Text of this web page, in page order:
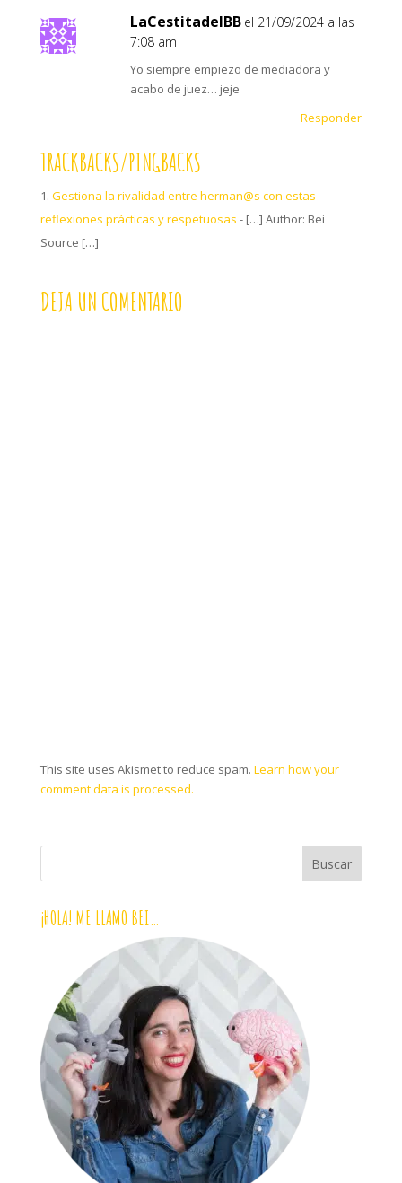
LaCestitadelBB el 21/09/2024 a las
7:08 am
Yo siempre empiezo de mediadora y
acabo de juez… jeje
Responder
TRACKBACKS/PINGBACKS
Gestiona la rivalidad entre herman@s con estas
reflexiones prácticas y respetuosas - […] Author: Bei
Source […]
DEJA UN COMENTARIO
This site uses Akismet to reduce spam. Learn how your
comment data is processed.
¡HOLA! ME LLAMO BEI…